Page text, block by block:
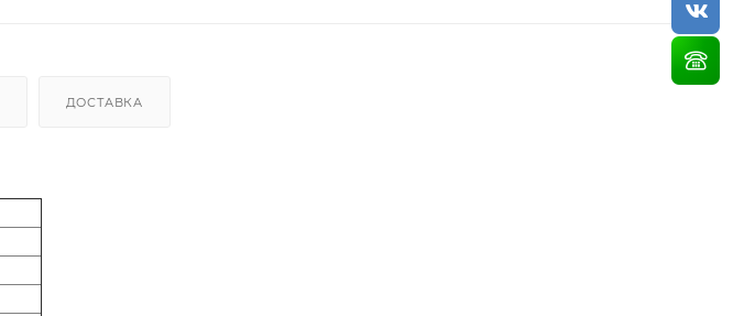
ДОСТАВКА